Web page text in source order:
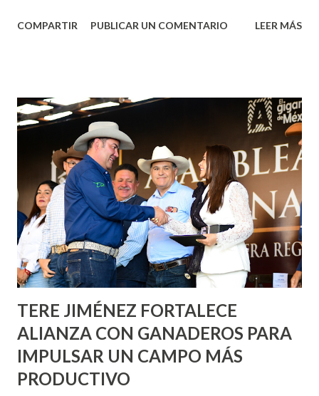
municipal, Leo Montañez dio inicio al programa
Corazón Urbano y el Municipio capital. Leo Montañez
informó que en este programa se usarán cerca de 90 mil
metros cuadrados de pintura, para dar inicio en la calle
Nieto, entre Jesús F. Elizondo y la calle 22 de Octubre, con
lo que se aplicará pintura en 66 casas. Posteriormente se
llevará este programa a Villas de Nuestra Señora de la
Asunción, Avenida Alameda y Decreto 27 de Septiembre, en
los edificios FOVISSSTE Ojo de Agua, en la comunidad
Norias de Paso Hondo y en los edificios de...
COMPARTIR PUBLICAR UN COMENTARIO LEER MÁS
TERE JIMÉNEZ FORTALECE
ALIANZA CON GANADEROS PARA
IMPULSAR UN CAMPO MÁS
PRODUCTIVO